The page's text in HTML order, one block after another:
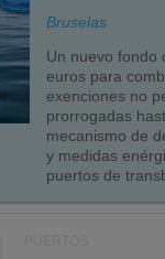
Bruselas
Un nuevo fondo
euros para
exenciones no
prorrogadas
mecanismo de
y medidas
puertos de